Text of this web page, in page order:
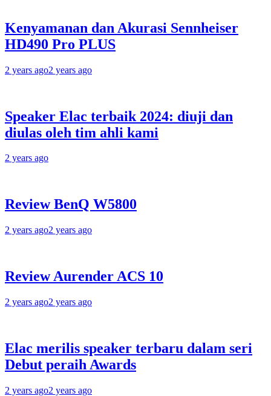
Kenyamanan dan Akurasi Sennheiser
HD490 Pro PLUS
2 years ago2 years ago
Speaker Elac terbaik 2024: diuji dan
diulas oleh tim ahli kami
2 years ago
Review BenQ W5800
2 years ago2 years ago
Review Aurender ACS 10
2 years ago2 years ago
Elac merilis speaker terbaru dalam seri
Debut peraih Awards
2 years ago2 years ago